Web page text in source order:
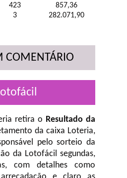
423
857,36
3 282.071,90
COMENTÁRIO
retira o Resultado da
da caixa Loteria,
pelo sorteio da
da Lotofácil segundas,
com detalhes como